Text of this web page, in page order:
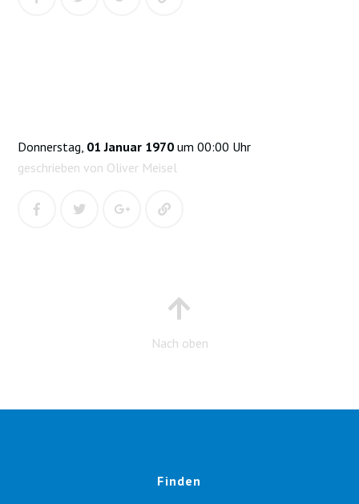
Donnerstag, 01 Januar 1970 um 00:00 Uhr
geschrieben von Oliver Meisel
Nach oben
Finden